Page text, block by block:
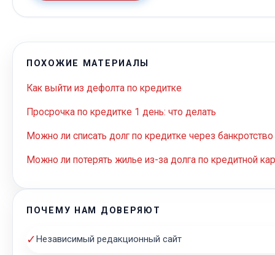
ПОХОЖИЕ МАТЕРИАЛЫ
Как выйти из дефолта по кредитке
Просрочка по кредитке 1 день: что делать
Можно ли списать долг по кредитке через банкротство
Можно ли потерять жилье из-за долга по кредитной
ПОЧЕМУ НАМ ДОВЕРЯЮТ
✓ Независимый редакционный сайт